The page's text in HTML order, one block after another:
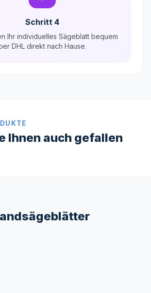
Schritt 4
Ihr individuelles Sägeblatt bequem
DHL direkt nach Hause.
Ihnen auch gefallen